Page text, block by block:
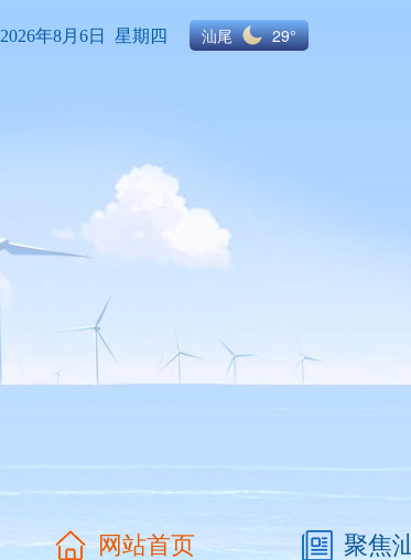
2026年8月6日 星期四 汕尾 29°
网站首页 聚焦